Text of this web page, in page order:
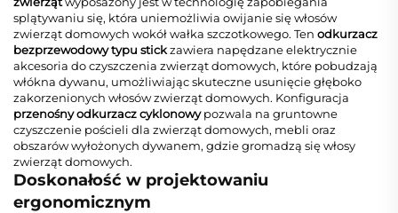
splątywaniu się, która uniemożliwia owijanie się włosów
zwierząt domowych wokół wałka szczotkowego. Ten odkurzacz
bezprzewodowy typu stickzawiera napędzane elektrycznie
akcesoria do czyszczenia zwierząt domowych, które pobudzają
włókna dywanu, umożliwiając skuteczne usunięcie głęboko
zakorzenionych włosów zwierząt domowych. Konfiguracja
przenośny odkurzacz cyklonowypozwala na gruntowne
czyszczenie pościeli dla zwierząt domowych, mebli oraz
obszarów wyłożonych dywanem, gdzie gromadzą się włosy
zwierząt domowych.
Doskonałość w projektowaniu
ergonomicznym